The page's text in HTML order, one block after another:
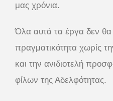
μας χρόνια.
Όλα αυτά τα έργα δεν θα
πραγματικότητα χωρίς
και την ανιδιοτελή
φίλων της Αδελφότητας.